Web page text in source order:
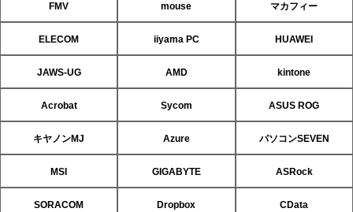
FMV mouse マカフィー
ELECOM iiyama PC HUAWEI
JAWS-UG AMD kintone
Acrobat Sycom ASUS ROG
キヤノンMJ Azure パソコンSEVEN
MSI GIGABYTE ASRock
SORACOM Dropbox CData